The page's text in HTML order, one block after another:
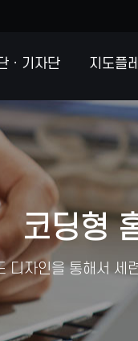
ㆍ기자단 지도플
코딩형
디자인을 통해서 세